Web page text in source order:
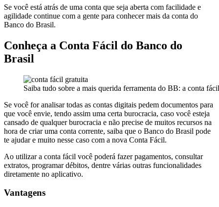
Se você está atrás de uma conta que seja aberta com facilidade e
agilidade continue com a gente para conhecer mais da conta do
Banco do Brasil.
Conheça a Conta Fácil do Banco do
Brasil
Saiba tudo sobre a mais querida ferramenta do BB: a conta fácil
Se você for analisar todas as contas digitais pedem documentos para
que você envie, tendo assim uma certa burocracia, caso você esteja
cansado de qualquer burocracia e não precise de muitos recursos na
hora de criar uma conta corrente, saiba que o Banco do Brasil pode
te ajudar e muito nesse caso com a nova Conta Fácil.
Ao utilizar a conta fácil você poderá fazer pagamentos, consultar
extratos, programar débitos, dentre várias outras funcionalidades
diretamente no aplicativo.
Vantagens